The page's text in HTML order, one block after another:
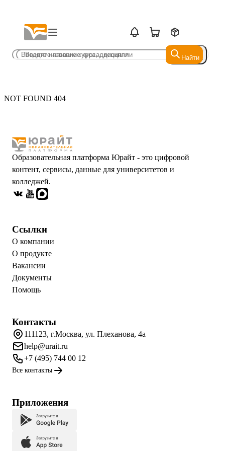
Найти
Найти
NOT FOUND 404
Образовательная платформа Юрайт - это цифровой
контент, сервисы, данные для университетов и
колледжей.
Ссылки
О компании
О продукте
Вакансии
Документы
Помощь
Контакты
111123, г.Москва, ул. Плеханова, 4а
help@urait.ru
+7 (495) 744 00 12
Все контакты
Приложения